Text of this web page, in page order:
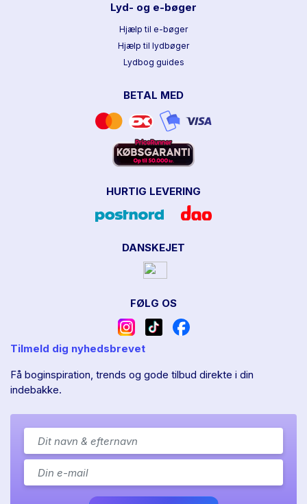
Lyd- og e-bøger
Hjælp til e-bøger
Hjælp til lydbøger
Lydbog guides
BETAL MED
HURTIG LEVERING
DANSKEJET
FØLG OS
Tilmeld dig nyhedsbrevet
Få boginspiration, trends og gode tilbud direkte i din
indebakke.